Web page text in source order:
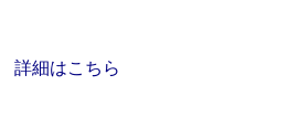
詳細はこちら